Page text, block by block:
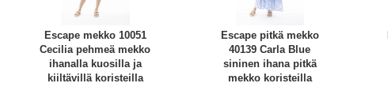
Escape mekko 10051
Cecilia pehmeä mekko
ihanalla kuosilla ja
kiiltävillä koristeilla
Escape pitkä mekko
40139 Carla Blue
sininen ihana pitkä
mekko koristeilla